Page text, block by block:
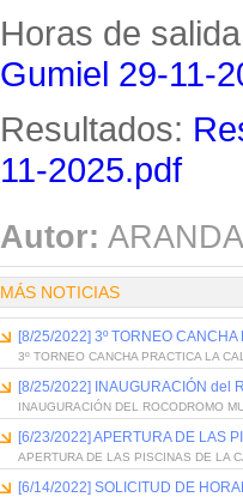
Horas de
Gumiel 29-11-
Resultados:
11-2025.pdf
Autor:
MÁS NOTICIAS
[8/25/2022] 3º TORNEO
3º TORNEO CANCHA PRACTICA LA
[8/25/2022] INAUGURACIÓN del
INAUGURACIÓN DEL ROCODROMO
[6/23/2022] APERTURA DE LAS
APERTURA DE LAS PISCINAS DE LA
[6/14/2022] SOLICITUD DE